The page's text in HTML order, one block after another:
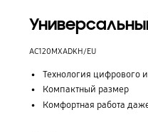
AC120MXADKH/EU
Технология цифрового
Компактный размер
Комфортная работа